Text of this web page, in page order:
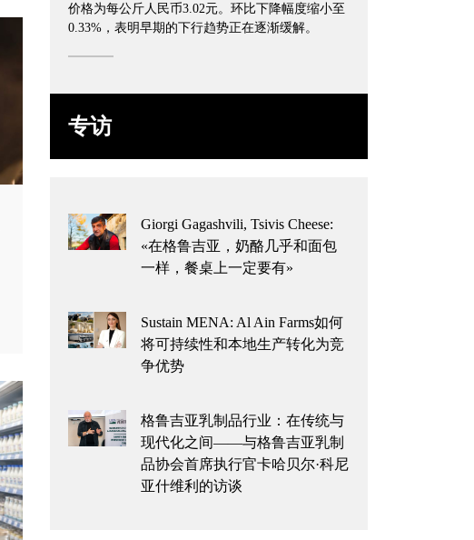
价格为每公斤人民币3.02元。环比下降幅度缩小至
0.33%，表明早期的下行趋势正在逐渐缓解。
专访
Giorgi Gagashvili, Tsivis Cheese:
«在格鲁吉亚，奶酪几乎和面包
一样，餐桌上一定要有»
Sustain MENA: Al Ain Farms如何
将可持续性和本地生产转化为竞
争优势
格鲁吉亚乳制品行业：在传统与
现代化之间——与格鲁吉亚乳制
品协会首席执行官卡哈贝尔·科尼
亚什维利的访谈